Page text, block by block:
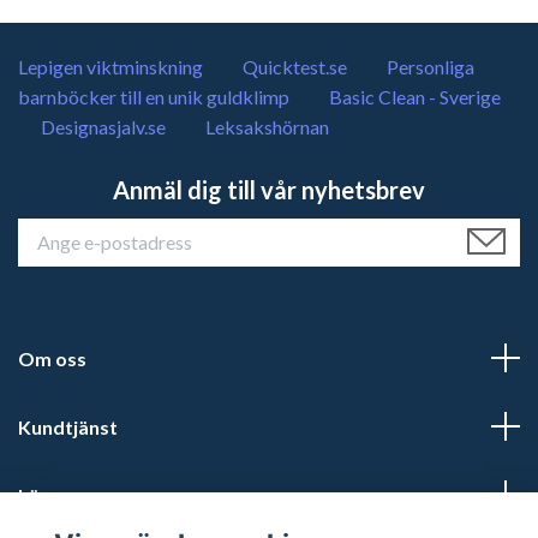
Lepigen viktminskning Quicktest.se
Personliga
barnböcker till en unik guldklimp
Basic Clean - Sverige
Designasjalv.se
Leksakshörnan
Anmäl dig till vår nyhetsbrev
Om oss
Kundtjänst
Läs mer